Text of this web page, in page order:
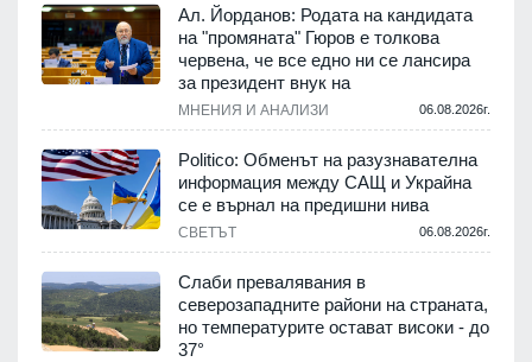
Ал. Йорданов: Родата на кандидата
на "промяната" Гюров е толкова
червена, че все едно ни се лансира
за президент внук на
МНЕНИЯ И АНАЛИЗИ 06.08.2026г.
Politico: Обменът на разузнавателна
информация между САЩ и Украйна
се е върнал на предишни нива
СВЕТЪТ 06.08.2026г.
Слаби превалявания в
северозападните райони на страната,
но температурите остават високи - до
37°